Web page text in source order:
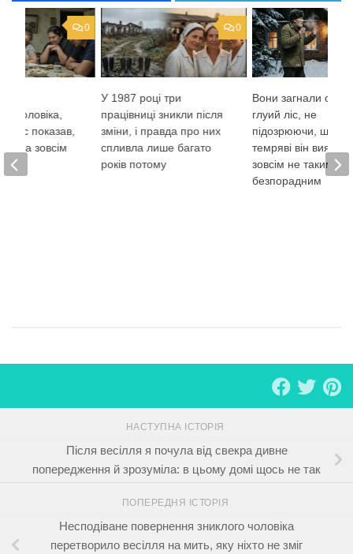
0
У 1987 році три
працівниці зникли після
зміни, і правда про них
спливла лише багато
років потому
Вони загнали
глуий ліс, не
підозрюючи, що в
темряві він
зовсім не таким
безпорадним
0
чоловіка,
показав,
була зовсім
НАСТУПНА ІСТОРІЯ
Після весілля я почула від свекра дивне
попередження й зрозуміла: в цьому домі щось не так
ПОПЕРЕДНЯ ІСТОРІЯ
Несподіване повернення зниклого чоловіка
перетворило весілля на мить, яку ніхто не зміг